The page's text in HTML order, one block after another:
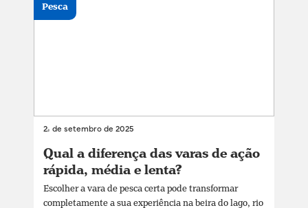
24 de setembro de 2025
Qual a diferença das varas de ação
rápida, média e lenta?
Escolher a vara de pesca certa pode transformar
completamente a sua experiência na beira do lago, rio
Pesca